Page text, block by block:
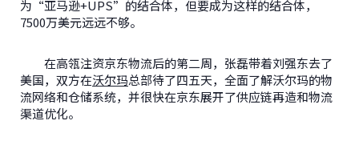
为“亚马逊+UPS”的结合体，但要成为这样的结合体，
7500万美元远远不够。
在高瓴注资京东物流后的第二周，张磊带着刘强东去了
美国，双方在沃尔玛总部待了四五天，全面了解沃尔玛的物
流网络和仓储系统，并很快在京东展开了供应链再造和物流
渠道优化。